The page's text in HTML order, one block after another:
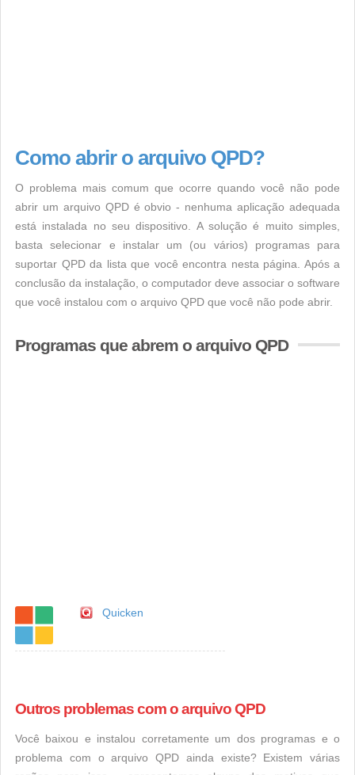
Como abrir o arquivo QPD?
O problema mais comum que ocorre quando você não pode
abrir um arquivo QPD é obvio - nenhuma aplicação adequada
está instalada no seu dispositivo. A solução é muito simples,
basta selecionar e instalar um (ou vários) programas para
suportar QPD da lista que você encontra nesta página. Após a
conclusão da instalação, o computador deve associar o software
que você instalou com o arquivo QPD que você não pode abrir.
Programas que abrem o arquivo QPD
Quicken
Outros problemas com o arquivo QPD
Você baixou e instalou corretamente um dos programas e o
problema com o arquivo QPD ainda existe? Existem várias